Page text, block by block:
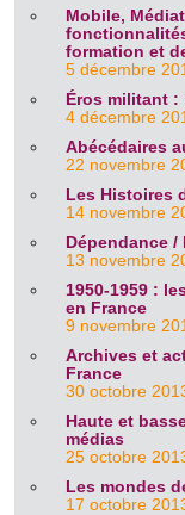
Mobile,
formation et
5 décembre
Éros militant :
4 décembre
Abécédaires
22 novembre
Les Histoires
14 novembre
Dépendance
13 novembre
1950-1959 :
en France
9 novembre
Archives et
France
30 octobre
Haute et
médias
25 octobre
Les mondes
17 octobre